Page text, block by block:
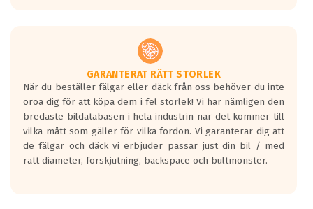
Vid körning i över 50km/h brukar
rullmotståndets ljud överträffa
motorljudet.
På däckmärkningen kommer det finnas
en symbol av ett däck med vågar. Hög
bullernivå markeras med svarta vågor
medans de vita vågorna påvisar om det är
ett tyst däck.
GARANTERAT RÄTT STORLEK
När du beställer fälgar eller däck från oss behöver du inte
oroa dig för att köpa dem i fel storlek! Vi har nämligen den
bredaste bildatabasen i hela industrin när det kommer till
vilka mått som gäller för vilka fordon. Vi garanterar dig att
de fälgar och däck vi erbjuder passar just din bil / med
rätt diameter, förskjutning, backspace och bultmönster.